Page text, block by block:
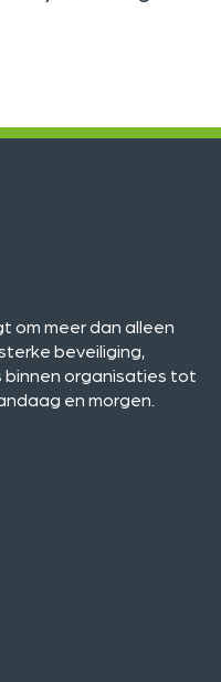
om meer dan alleen
beveiliging,
binnen organisaties tot
en morgen.